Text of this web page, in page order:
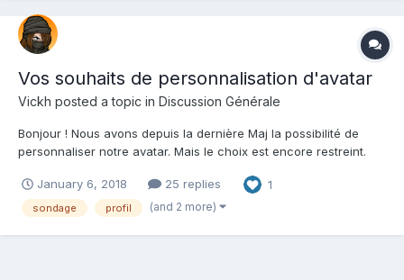
Vos souhaits de personnalisation d'avatar
Vickh posted a topic in Discussion Générale
Bonjour ! Nous avons depuis la dernière Maj la possibilité de
personnaliser notre avatar. Mais le choix est encore restreint.
propose de lister ici, par catégorie, vos idées et vos attentes !
Tête / - Oreill...
January 6, 2018 25 replies 1
sondage profil (and 2 more)